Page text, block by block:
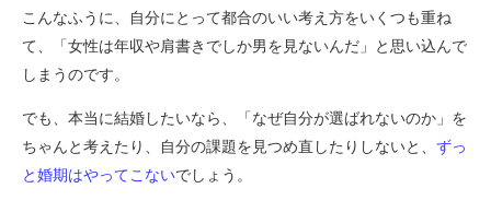
こんなふうに、自分にとって都合のいい考え方をいくつも重ね
て、「女性は年収や肩書きでしか男を見ないんだ」と思い込んで
しまうのです。
でも、本当に結婚したいなら、「なぜ自分が選ばれないのか」を
ちゃんと考えたり、自分の課題を見つめ直したりしないと、 ずっ
と婚期はやってこないでしょう。